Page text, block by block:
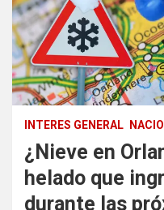
INTERES GENERAL
¿Nieve en
helado que
durante las